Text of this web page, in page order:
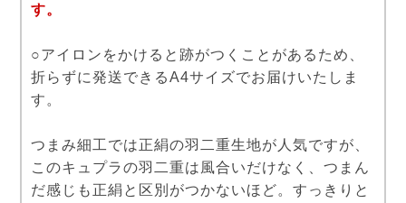
す。
○アイロンをかけると跡がつくことがあるため、
折らずに発送できるA4サイズでお届けいたしま
す。
つまみ細工では正絹の羽二重生地が人気ですが、
このキュプラの羽二重は風合いだけなく、つまん
だ感じも正絹と区別がつかないほど。すっきりと